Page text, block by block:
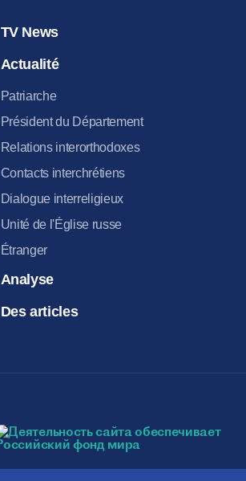
TV News
Actualité
Patriarche
Président du Département
Relations interorthodoxes
Contacts interchrétiens
Dialogue interreligieux
Unité de l'Église russe
Étranger
Analyse
Des articles